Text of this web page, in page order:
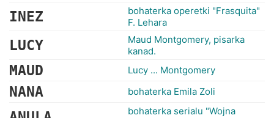
INEZ
bohaterka operetki "Frasquita"
F. Lehara
LUCY
Maud Montgomery, pisarka
kanad.
MAUD Lucy ... Montgomery
NANA bohaterka Emila Zoli
bohaterka serialu "Wojna